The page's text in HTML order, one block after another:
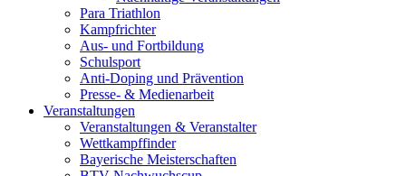
Para Triathlon
Kampfrichter
Aus- und Fortbildung
Schulsport
Anti-Doping und Prävention
Presse- & Medienarbeit
Veranstaltungen
Veranstaltungen & Veranstalter
Wettkampffinder
Bayerische Meisterschaften